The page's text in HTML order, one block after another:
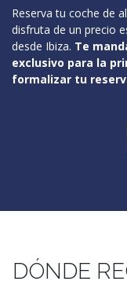
Reserva tu coche de
disfruta de un precio
desde Ibiza. Te
exclusivo para la
formalizar tu
DÓNDE